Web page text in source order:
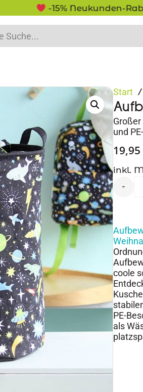
-15% Neukunden-Rabatt -
Start /
und
19,95
inkl.
-
coole
PE-
als